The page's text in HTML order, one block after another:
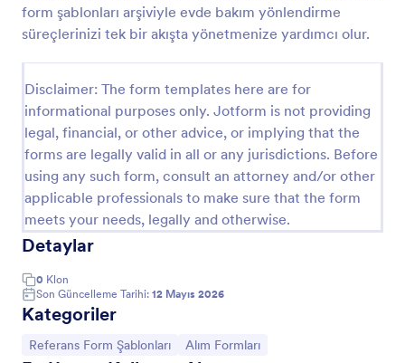
form şablonları arşiviyle evde bakım yönlendirme
süreçlerinizi tek bir akışta yönetmenize yardımcı olur.
Disclaimer: The form templates here are for
informational purposes only. Jotform is not providing
legal, financial, or other advice, or implying that the
forms are legally valid in all or any jurisdictions. Before
using any such form, consult an attorney and/or other
applicable professionals to make sure that the form
meets your needs, legally and otherwise.
Detaylar
0 Klon
Son Güncelleme Tarihi: 12 Mayıs 2026
Kategoriler
Kategoriye git:
Referans Form Şablonları Kategoriye git:
Alım Formları
Güneş Enerjisi Referans Formu, yönlendirmeleri tek
merkezde toplayıp takip etmeyi kolaylaştırır ve
yönetimini daha düzenli yürütmesine yardımcı olur.
Go to Category:
Reference Forms
Şablon Kullan
Önizleme